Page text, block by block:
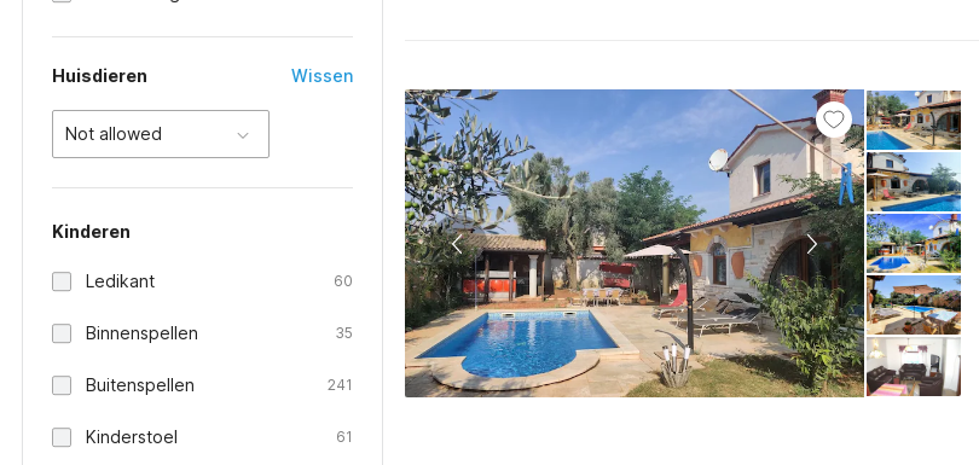
Huisdieren Wissen
Not allowed
Kinderen
Ledikant 60
Binnenspellen 35
Buitenspellen 241
Kinderstoel 61